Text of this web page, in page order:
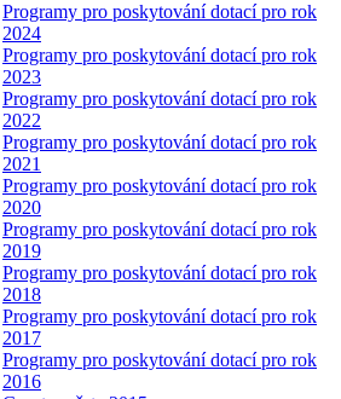
Programy pro poskytování dotací pro rok
2024
Programy pro poskytování dotací pro rok
2023
Programy pro poskytování dotací pro rok
2022
Programy pro poskytování dotací pro rok
2021
Programy pro poskytování dotací pro rok
2020
Programy pro poskytování dotací pro rok
2019
Programy pro poskytování dotací pro rok
2018
Programy pro poskytování dotací pro rok
2017
Programy pro poskytování dotací pro rok
2016